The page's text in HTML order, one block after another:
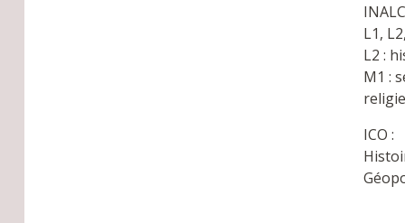
L1,
L2 :
M1 :
ICO :